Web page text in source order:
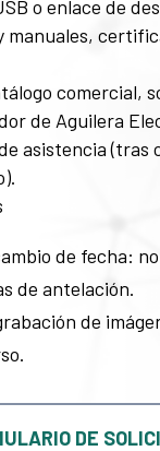
o enlace de
manuales,
comercial,
de Aguilera
asistencia (tras
de fecha:
de antelación.
de
DE